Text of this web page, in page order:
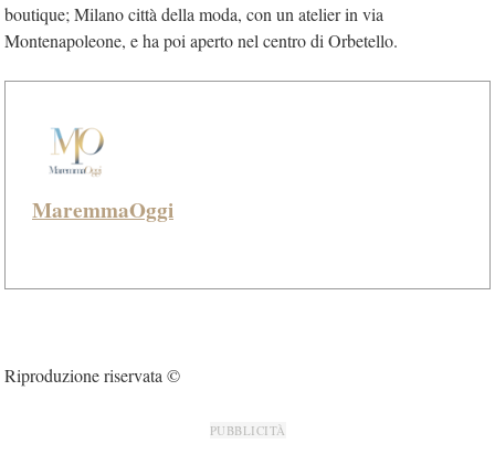
boutique; Milano città della moda, con un atelier in via
Montenapoleone, e ha poi aperto nel centro di Orbetello.
MaremmaOggi
Riproduzione riservata ©
PUBBLICITÀ